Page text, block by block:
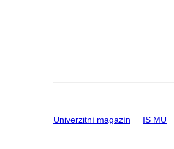
Univerzitní magazín IS MU